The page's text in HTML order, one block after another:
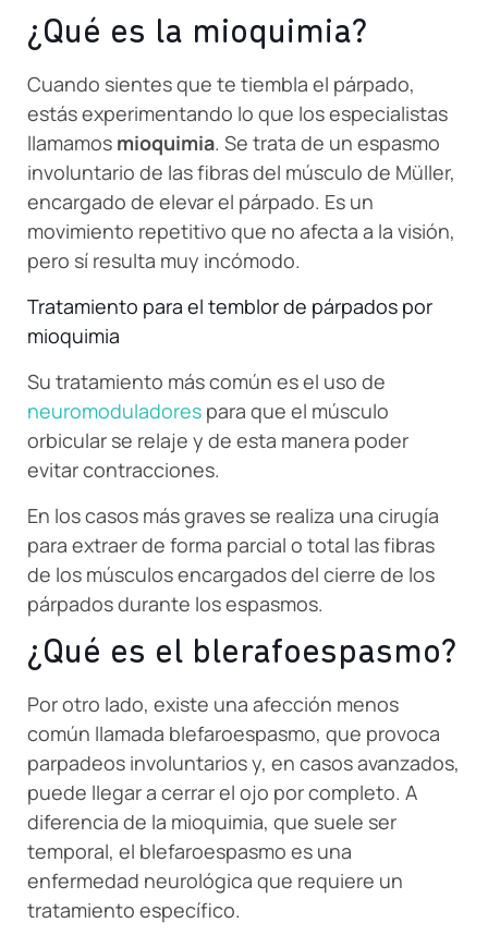
¿Qué es la mioquimia?
Cuando sientes que te tiembla el párpado,
estás experimentando lo que los especialistas
llamamos mioquimia. Se trata de un espasmo
involuntario de las fibras del músculo de Müller,
encargado de elevar el párpado. Es un
movimiento repetitivo que no afecta a la visión,
pero sí resulta muy incómodo.
Tratamiento para el temblor de párpados por
mioquimia
Su tratamiento más común es el uso de
neuromoduladores para que el músculo
orbicular se relaje y de esta manera poder
evitar contracciones.
En los casos más graves se realiza una cirugía
para extraer de forma parcial o total las fibras
de los músculos encargados del cierre de los
párpados durante los espasmos.
¿Qué es el blerafoespasmo?
Por otro lado, existe una afección menos
común llamada blefaroespasmo, que provoca
parpadeos involuntarios y, en casos avanzados,
puede llegar a cerrar el ojo por completo. A
diferencia de la mioquimia, que suele ser
temporal, el blefaroespasmo es una
enfermedad neurológica que requiere un
tratamiento específico.